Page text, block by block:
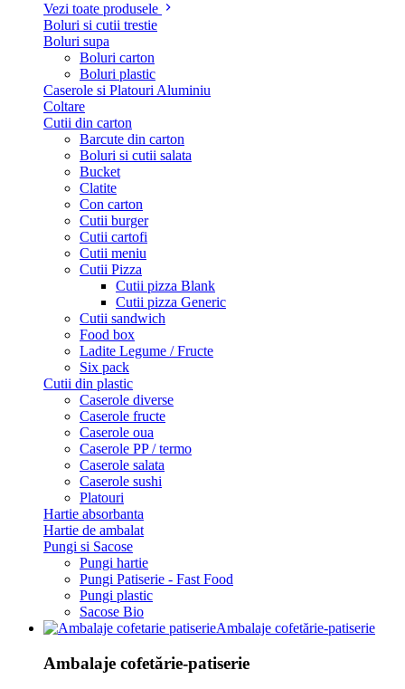
Vezi toate produsele
Boluri si cutii trestie
Boluri supa
Boluri carton
Boluri plastic
Caserole si Platouri Aluminiu
Coltare
Cutii din carton
Barcute din carton
Boluri si cutii salata
Bucket
Clatite
Con carton
Cutii burger
Cutii cartofi
Cutii meniu
Cutii Pizza
Cutii pizza Blank
Cutii pizza Generic
Cutii sandwich
Food box
Ladite Legume / Fructe
Six pack
Cutii din plastic
Caserole diverse
Caserole fructe
Caserole oua
Caserole PP / termo
Caserole salata
Caserole sushi
Platouri
Hartie absorbanta
Hartie de ambalat
Pungi si Sacose
Pungi hartie
Pungi Patiserie - Fast Food
Pungi plastic
Sacose Bio
Ambalaje cofetărie-patiserie
Ambalaje cofetărie-patiserie